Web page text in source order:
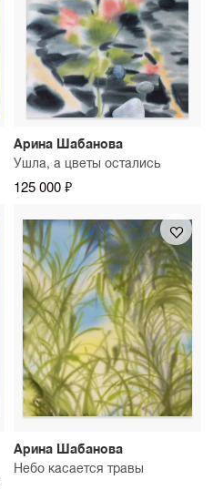
Арина Шабанова
Ушла, а цветы остались
125 000 ₽
Арина Шабанова
Небо касается травы